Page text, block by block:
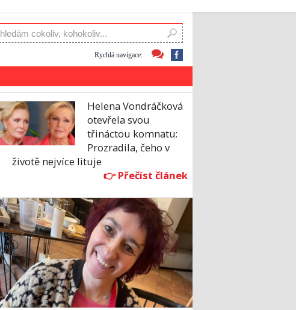
Rychlá navigace:
Helena Vondráčková
otevřela svou
třináctou komnatu:
Prozradila, čeho v
životě nejvíce lituje